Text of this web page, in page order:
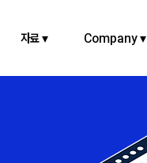
자료 ▾ Company ▾